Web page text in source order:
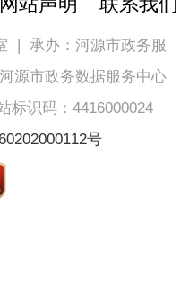
网站声明 联系我们
| 承办：河源市政务服
源市政务数据服务中心
标识码：4416000024
号